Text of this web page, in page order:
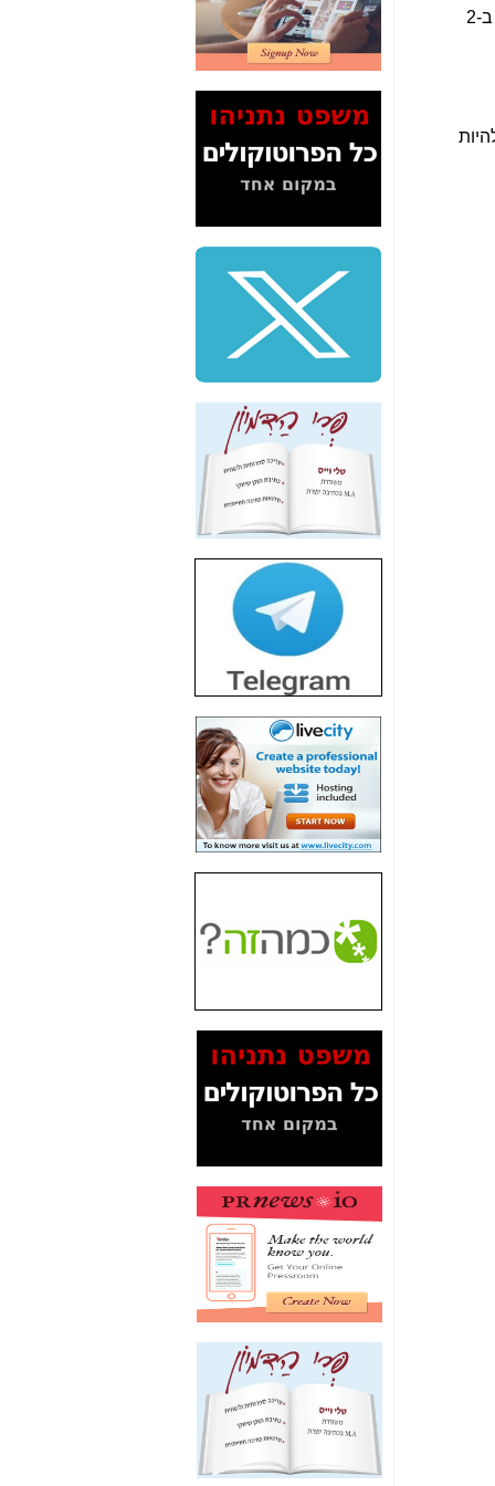
) הכי חדישים שיש בשוק ומודד שוב ושוב ב-2
2" על תעלולי השר
משה כחלון -כאן
המשך חשיפת הבלוף
ששמו "מהפיכת
הסלולר" ואיך מסרסים
את הנתונים לציבור -
כאן
סיכום ביקור בסיליקון
משקיעות ומפתחות
באותם תחומים -כאן
שלמה פילבר (עד
לאחרונה מנכ"ל משרד
התקשורת) - עד
מדינה? הצחקתם
"יש אפליה בחקירה"?
חשיפה: למה השר
משה כחלון לא נחקר
עד היום? -
כאן
חשיפת חשד לשחיתות
הדומה לזו של "תיק
הסלולר -כאן
חשיפת מה שלא
רוצים שתדעו בעניין
פריסת אנלימיטד
(בניחוח בלתי נסבל) -
כאן
חשיפה: איוב קרא
אישר לקבוצת סלקום
בדיוק מה שביבי אישר
כאן
האם השר איוב קרא
היה צריך בכלל לחתום
האם ביבי וקרא קבלו
בכלל תמורה עבור
ההטבות הרגולטוריות
המסמכים בנושא בזק-
Yes (תיק 4000)
מוכיחים "תפירת תיק"
לאיש הלא נכון! -כאן
עובדות ומסמכים
האם ביבי כשר
תקשורת עזר לקב'
בזק? -כאן
מה מקור ה-Fake
News שהביא לתפירת
תיק לביבי והעלמת
החשודים הנכונים -כאן
אחת הרגליים של "תיק
4000 התפור"
התמוטטה היום
בניצחון (כפול) של בזק
-
כאן
איך כתבות מפנקות